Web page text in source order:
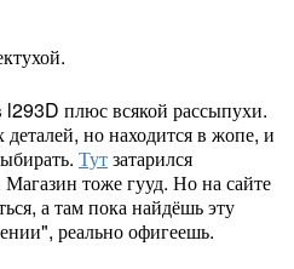
плюс всякой рассыпухи.
но находится в жопе, и
Тутзатарился
тоже гууд. Но на сайте
а там пока найдёшь эту
реально офигеешь.